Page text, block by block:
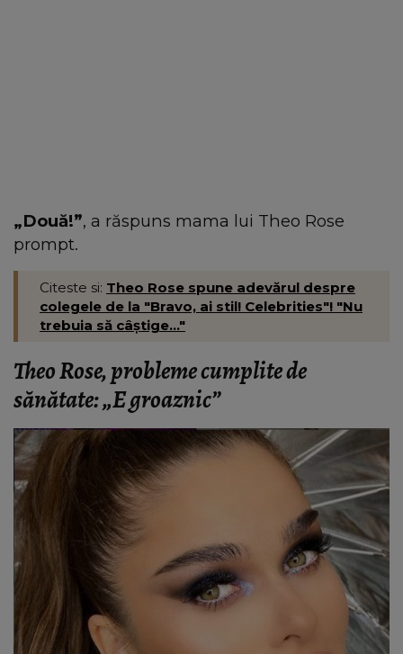
„Două!”, a răspuns mama lui Theo Rose
prompt.
Citeste si: Theo Rose spune adevărul despre
colegele de la "Bravo, ai stil! Celebrities"! "Nu
trebuia să câștige..."
Theo Rose, probleme cumplite de
sănătate: „E groaznic”